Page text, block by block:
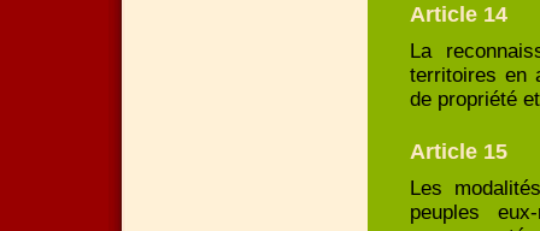
Article 14
La
territoires en
de propriété
Article 15
Les
peuples